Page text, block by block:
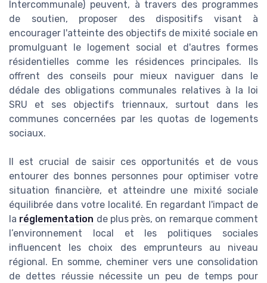
Intercommunale) peuvent, à travers des programmes
de soutien, proposer des dispositifs visant à
encourager l'atteinte des objectifs de mixité sociale en
promulguant le logement social et d'autres formes
résidentielles comme les résidences principales. Ils
offrent des conseils pour mieux naviguer dans le
dédale des obligations communales relatives à la loi
SRU et ses objectifs triennaux, surtout dans les
communes concernées par les quotas de logements
sociaux.
Il est crucial de saisir ces opportunités et de vous
entourer des bonnes personnes pour optimiser votre
situation financière, et atteindre une mixité sociale
équilibrée dans votre localité. En regardant l'impact de
la réglementation de plus près, on remarque comment
l’environnement local et les politiques sociales
influencent les choix des emprunteurs au niveau
régional. En somme, cheminer vers une consolidation
de dettes réussie nécessite un peu de temps pour